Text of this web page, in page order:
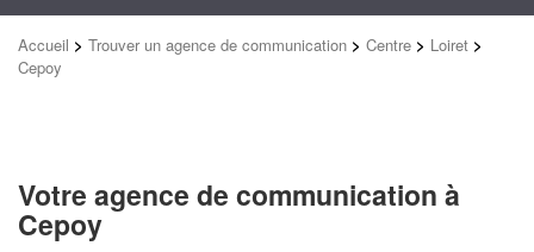
Accueil > Trouver un agence de communication > Centre > Loiret >
Cepoy
Votre agence de communication à
Cepoy